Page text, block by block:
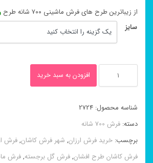
از زیباترین طرح های فرش ماشینی ۷۰۰ شانه طرح
سایز
ماشینی
طرح
رایکا
فیلی
۷۰۰
افزودن به سبد خرید
شناسه محصول: 2724
دسته: فرش 700 شانه
برچسب: خرید فرش ارزان, شهر فرش کاشان,فرش
فرش کاشان طرح افشان,فرش گل برجسته,فرش